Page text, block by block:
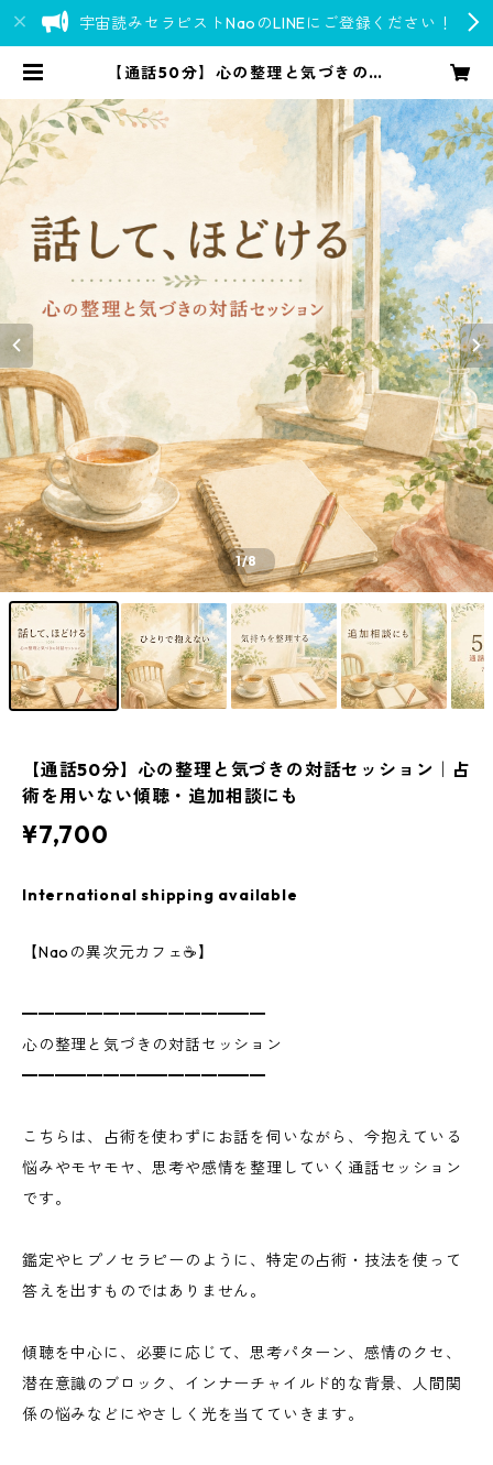
宇宙読みセラピストNaoのLINEにご登録ください！
【通話50分】心の整理と気づきの対
聴・追加相談にも | Go over 777
1/8
【通話50分】心の整理と気づきの対話セッション｜占
術を用いない傾聴・追加相談にも
¥7,700
International shipping available
【Naoの異次元カフェ☕️】
━━━━━━━━━━━━━━━
心の整理と気づきの対話セッション
━━━━━━━━━━━━━━━
こちらは、占術を使わずにお話を伺いながら、今抱えている
悩みやモヤモヤ、思考や感情を整理していく通話セッション
です。
鑑定やヒプノセラピーのように、特定の占術・技法を使って
答えを出すものではありません。
傾聴を中心に、必要に応じて、思考パターン、感情のクセ、
潜在意識のブロック、インナーチャイルド的な背景、人間関
係の悩みなどにやさしく光を当てていきます。